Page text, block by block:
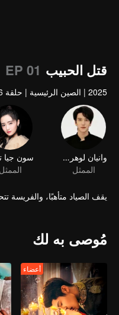
قتل الحبيب EP 01
2025
| الصين الرئيسية | حلقة 16
وانيان لوهرونج
الممثل
الممثل
يقف الصياد متأهبًا، والفريسة
مُوصى به لك
أعضاء